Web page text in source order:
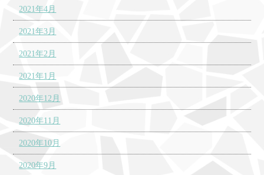
2021年4月
2021年3月
2021年2月
2021年1月
2020年12月
2020年11月
2020年10月
2020年9月